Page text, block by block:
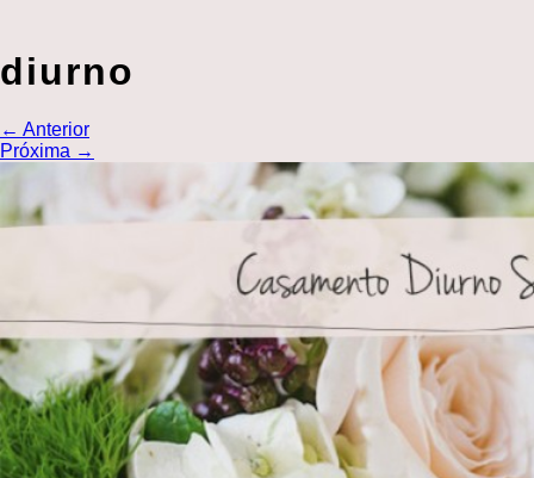
diurno
← Anterior
Próxima →